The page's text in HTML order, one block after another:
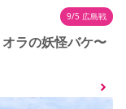
9/5 広島戦
ラの妖怪バケ〜